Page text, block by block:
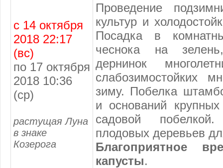
с 14 октября
2018 22:17
(вс)
по 17 октября
2018 10:36
(ср)
растущая Луна
в знаке
Козерога
Проведение
культур и
Посадка в
чеснока на
дернинок
слабозимостойких
зиму. Побелка
и оснований
садовой
плодовых деревьев
Благоприятное
капусты.